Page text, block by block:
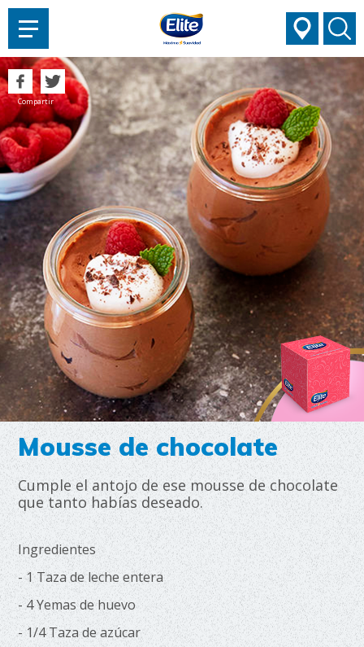
Mousse de chocolate
Cumple el antojo de ese mousse de chocolate
que tanto habías deseado.
Compartir
Ingredientes
- 1 Taza de leche entera
- 4 Yemas de huevo
- 1/4 Taza de azúcar